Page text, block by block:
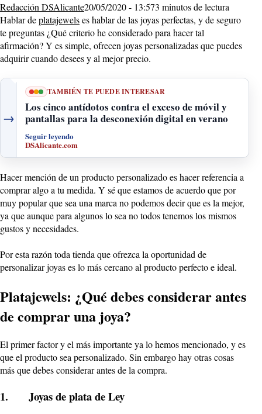
Redacción DSAlicante20/05/2020 - 13:573 minutos de lectura
Hablar deplatajewelses hablar de las joyas perfectas, y de seguro
te preguntas ¿Qué criterio he considerado para hacer tal
afirmación? Y es simple, ofrecen joyas personalizadas que puedes
adquirir cuando desees y al mejor precio.
→
TAMBIÉN TE PUEDE INTERESAR
Los cinco antídotos contra el exceso de móvil y
pantallas para la desconexión digital en verano
Seguir leyendo
DSAlicante.com
Hacer mención de un producto personalizado es hacer referencia a
comprar algo a tu medida. Y sé que estamos de acuerdo que por
muy popular que sea una marca no podemos decir que es la mejor,
ya que aunque para algunos lo sea no todos tenemos los mismos
gustos y necesidades.
Por esta razón toda tienda que ofrezca la oportunidad de
personalizar joyas es lo más cercano al producto perfecto e ideal.
Platajewels: ¿Qué debes considerar antes
de comprar una joya?
El primer factor y el más importante ya lo hemos mencionado, y es
que el producto sea personalizado. Sin embargo hay otras cosas
más que debes considerar antes de la compra.
1. Joyas de plata de Ley